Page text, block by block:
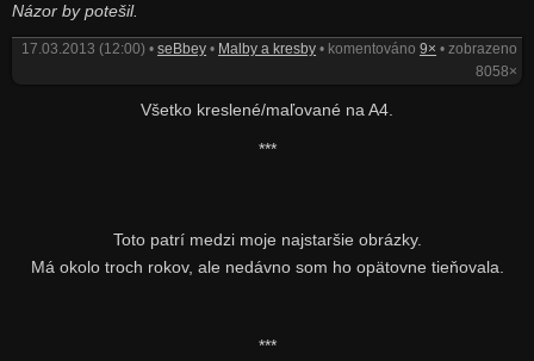
Názor by potešil.
17.03.2013 (12:00) •seBbey • Malby a kresby • komentováno9× • zobrazeno
8058×
Všetko kreslené/maľované na A4.
***
Toto patrí medzi moje najstaršie obrázky.
Má okolo troch rokov, ale nedávno som ho opätovne tieňovala.
***